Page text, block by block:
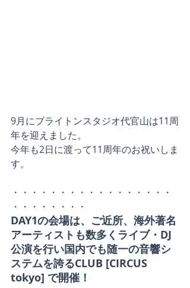
9月にブライトンスタジオ代官山は11周
年を迎えました。
今年も2日に渡って11周年のお祝いしま
す。
・・・・・・・・・・・・・・・・・
・・・・・・・・
DAY1の会場は、ご近所、海外著名
アーティストも数多くライブ・DJ
公演を行い国内でも随一の音響シ
ステムを誇るCLUB [CIRCUS
tokyo] で開催！